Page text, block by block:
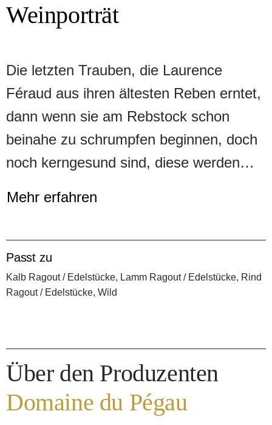
Weinporträt
Die letzten Trauben, die Laurence
Féraud aus ihren ältesten Reben erntet,
dann wenn sie am Rebstock schon
beinahe zu schrumpfen beginnen, doch
noch kerngesund sind, diese werden
Grenache, der Rest verteilt sich auf die
zahlreichen, alten, einheimischen
Sorten. Die Cuvée da Capo, produziert
erlauben Weine zu keltern, die massiver,
strukturierter sind als der bereits
grossartige Cuvée Réservée, um eine
noch längere Lagerung zu ermöglichen.
Mehr erfahren
Passt zu
Kalb Ragout / Edelstücke, Lamm Ragout / Edelstücke, Rind
Ragout / Edelstücke, Wild
Über den Produzenten
Domaine du Pégau